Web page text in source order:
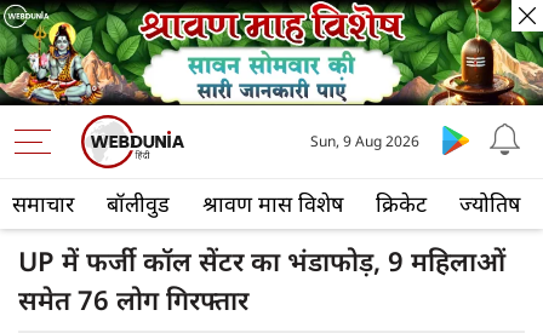
समाचार बॉलीवुड श्रावण मास विशेष क्रिकेट ज्योतिष
Sun, 9 Aug 2026
UP में फर्जी कॉल सेंटर का भंडाफोड़, 9 महिलाओं
समेत 76 लोग गिरफ्तार